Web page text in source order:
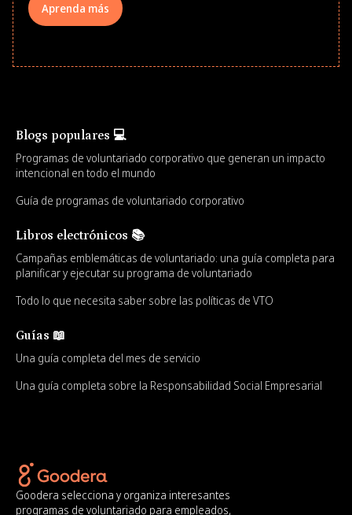
Aprenda más
Blogs populares 💻
Programas de voluntariado corporativo que generan un impacto
intencional en todo el mundo
Guía de programas de voluntariado corporativo
Libros electrónicos 📚
Campañas emblemáticas de voluntariado: una guía completa para
planificar y ejecutar su programa de voluntariado
Todo lo que necesita saber sobre las políticas de VTO
Guías 📖
Una guía completa del mes de servicio
Una guía completa sobre la Responsabilidad Social Empresarial
Goodera selecciona y organiza interesantes
programas de voluntariado para empleados,